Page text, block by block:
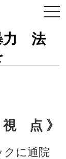
力 法
点 》
に通院